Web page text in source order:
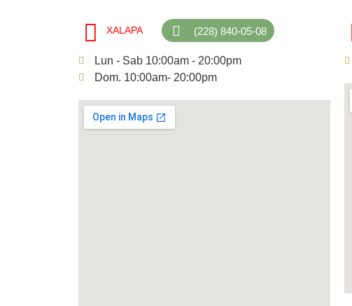
XALAPA (228) 840-05-08
Lun - Sab 10:00am - 20:00pm
Dom. 10:00am- 20:00pm